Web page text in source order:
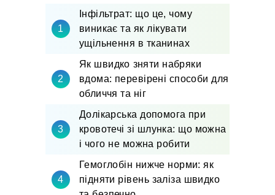
Інфільтрат: що це, чому
виникає та як лікувати
ущільнення в тканинах
Як швидко зняти набряки
вдома: перевірені способи для
обличчя та ніг
Долікарська допомога при
кровотечі зі шлунка: що можна
і чого не можна робити
Гемоглобін нижче норми: як
підняти рівень заліза швидко